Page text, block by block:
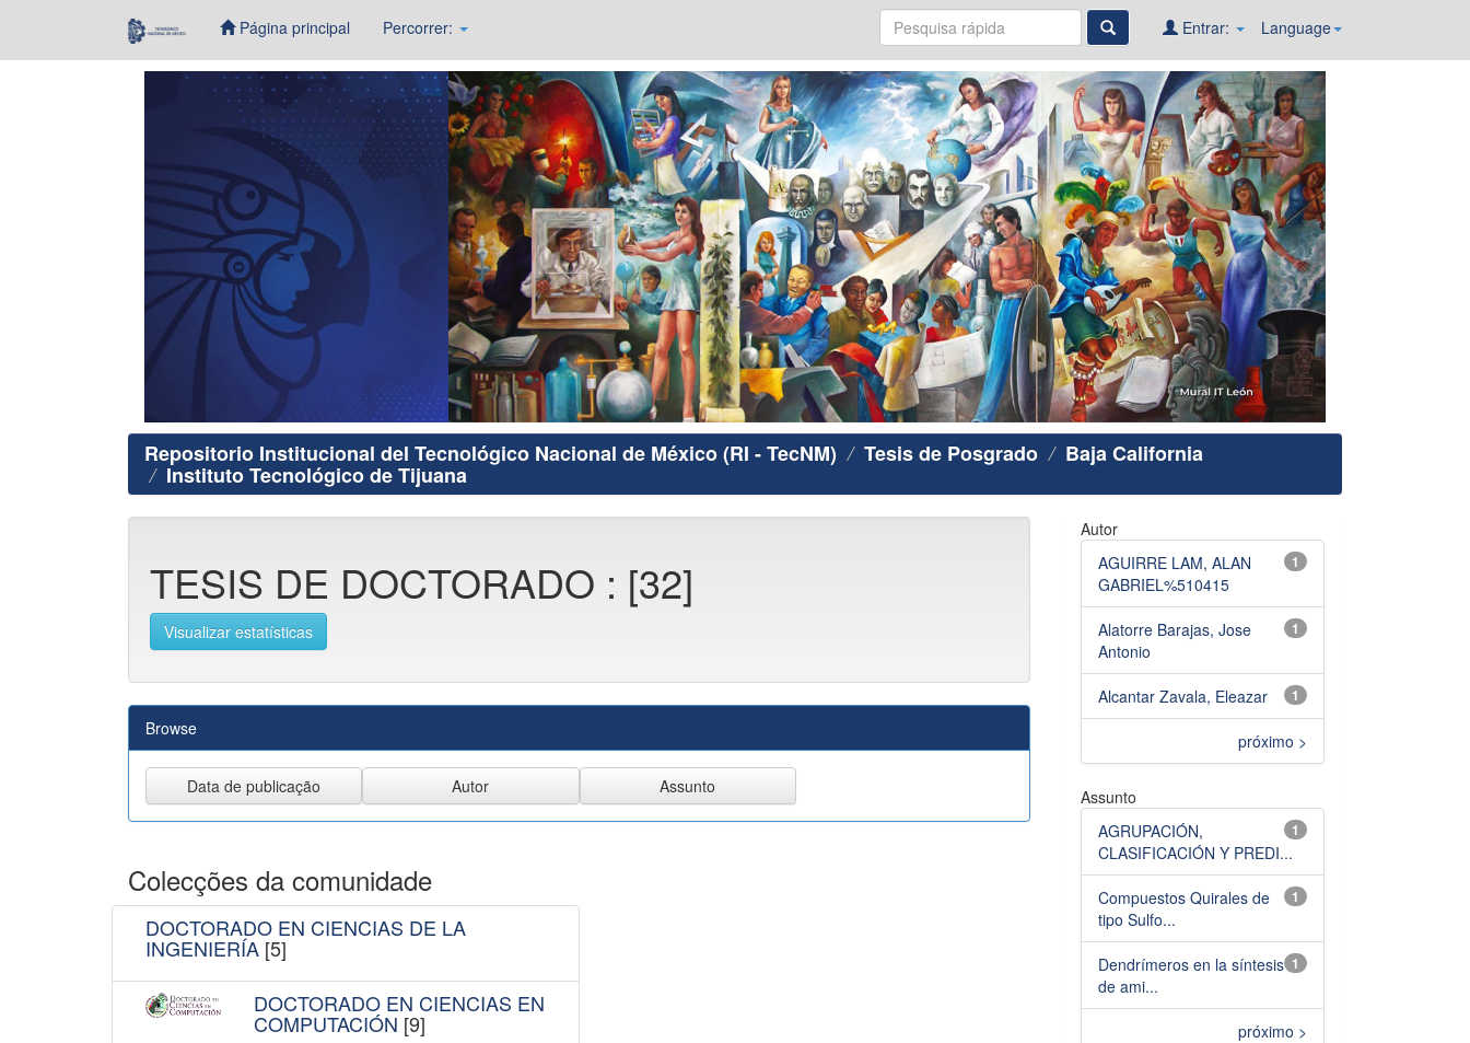
Página principal Percorrer: Language
Entrar:
Repositorio Institucional del Tecnológico Nacional de México (RI - TecNM) Tesis de Posgrado Baja California
Instituto Tecnológico de Tijuana
TESIS DE DOCTORADO : [32]
Visualizar estatísticas
Browse
Colecções da comunidade
DOCTORADO EN CIENCIAS DE LA
INGENIERÍA [5]
DOCTORADO EN CIENCIAS EN
COMPUTACIÓN [9]
Autor
1
AGUIRRE LAM, ALAN
GABRIEL%510415
1
Alatorre Barajas, Jose
Antonio
1
Alcantar Zavala, Eleazar
próximo >
Assunto
1
AGRUPACIÓN,
CLASIFICACIÓN Y PREDI...
1
Compuestos Quirales de
tipo Sulfo...
1
Dendrímeros en la síntesis
de ami...
próximo >